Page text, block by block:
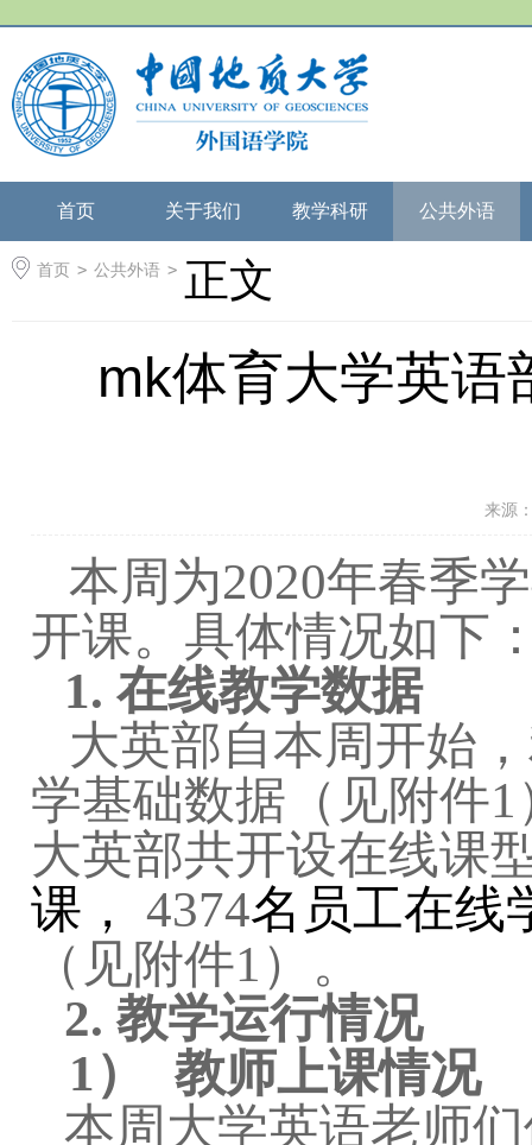
首页 关于我们 教学科研 公共外语
首页 > 公共外语 > 正文
mk体育大学英语
来源
本周为2020年春季
开课。具体情况如下
1. 在线教学数据
大英部自本周开始
学基础数据（见附件1
大英部共开设在线课
课，
4374名员工在线
（见附件1）。
2.教学运行情况
1）
教师上课情况
本周大学英语老师